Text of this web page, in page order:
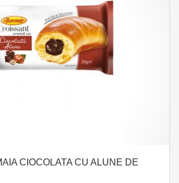
CIOCOLATA CU ALUNE DE